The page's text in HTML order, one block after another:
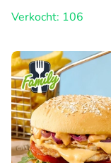
Verkocht: 106